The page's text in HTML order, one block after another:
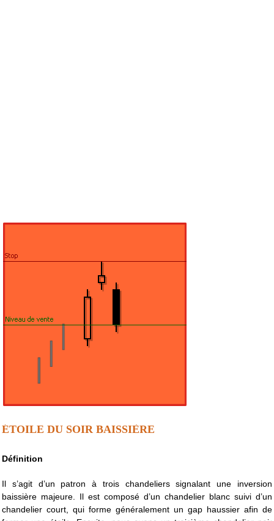
ÉTOILE DU SOIR BAISSIÈRE
Définition
Il s’agit d’un patron à trois chandeliers signalant une inversion
baissière majeure. Il est composé d’un chandelier blanc suivi d’un
chandelier court, qui forme généralement un gap haussier afin de